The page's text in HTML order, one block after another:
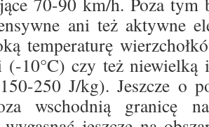
ani też aktywne
temperaturę
(-10°C) czy też
250 J/kg). Jeszcze o
wschodnią granicę